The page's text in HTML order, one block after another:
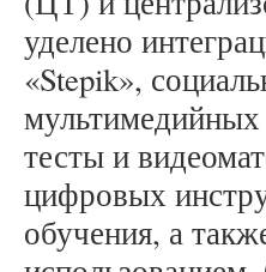
уделено
«Stepik»,
тесты и
цифровых
обучения, а